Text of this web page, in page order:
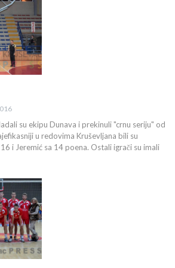
su ekipu Dunava i prekinuli "crnu seriju" od
u redovima Kruševljana bili su
i Jeremić sa 14 poena. Ostali igrači su imali